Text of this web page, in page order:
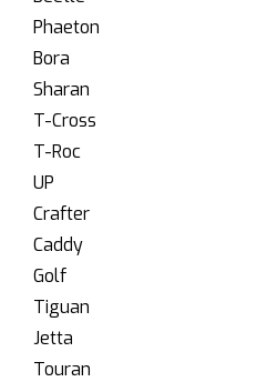
Phaeton
Bora
Sharan
T-Cross
T-Roc
UP
Crafter
Caddy
Golf
Tiguan
Jetta
Touran